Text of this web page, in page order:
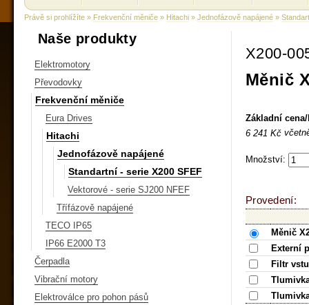
Právě si prohlížíte » Frekvenční měniče » Hitachi » Jednofázově napájené »
Naše produkty
Elektromotory
Převodovky
Frekvenční měniče
Eura Drives
Hitachi
Jednofázově napájené
Standartní - serie X200 SFEF
Vektorové - serie SJ200 NFEF
Třífázově napájené
TECO IP65
IP66 E2000 T3
Čerpadla
Vibrační motory
Elektroválce pro pohon pásů
X200-
Měnič
Základní
6 241 Kč
Množství:
Provedení:
Měnič
Externí
Filtr